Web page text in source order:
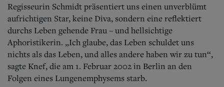
Regisseurin Schmidt präsentiert uns einen unverblümt
aufrichtigen Star, keine Diva, sondern eine reflektiert
durchs Leben gehende Frau – und hellsichtige
Aphoristikerin. „Ich glaube, das Leben schuldet uns
nichts als das Leben, und alles andere haben wir zu tun“,
sagte Knef, die am 1. Februar 2002 in Berlin an den
Folgen eines Lungenemphysems starb.